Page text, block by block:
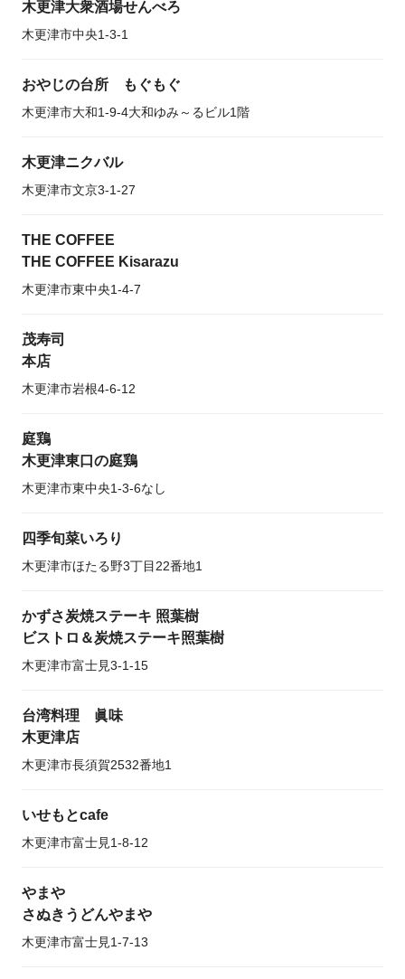
木更津大衆酒場せんべろ
木更津市中央1-3-1
おやじの台所 もぐもぐ
木更津市大和1-9-4大和ゆみ～るビル1階
木更津ニクバル
木更津市文京3-1-27
THE COFFEE
THE COFFEE Kisarazu
木更津市東中央1-4-7
茂寿司
本店
木更津市岩根4-6-12
庭鶏
木更津東口の庭鶏
木更津市東中央1-3-6なし
四季旬菜いろり
木更津市ほたる野3丁目22番地1
かずさ炭焼ステーキ 照葉樹
ビストロ＆炭焼ステーキ照葉樹
木更津市富士見3-1-15
台湾料理 眞味
木更津店
木更津市長須賀2532番地1
いせもとcafe
木更津市富士見1-8-12
やまや
さぬきうどんやまや
木更津市富士見1-7-13